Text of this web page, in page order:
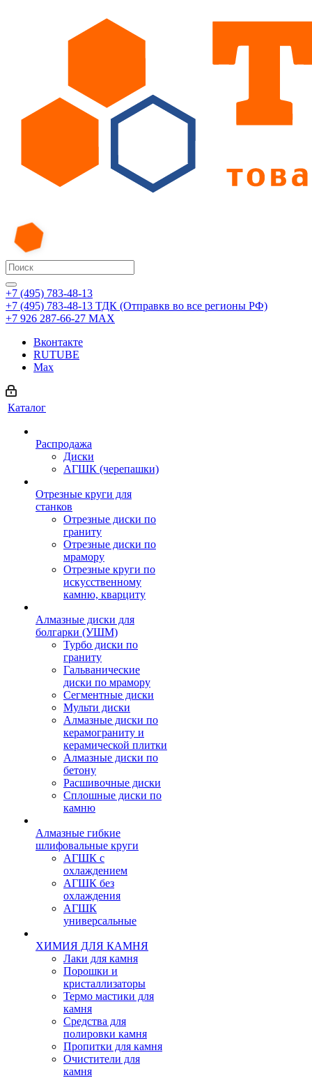
+7 (495) 783-48-13
+7 (495) 783-48-13 ТДК (Отправкв во все регионы РФ)
+7 926 287-66-27 МАХ
Вконтакте
RUTUBE
Max
Каталог
Распродажа
Диски
АГШК (черепашки)
Отрезные круги для
станков
Отрезные диски по
граниту
Отрезные диски по
мрамору
Отрезные круги по
искусственному
камню, кварциту
Алмазные диски для
болгарки (УШМ)
Турбо диски по
граниту
Гальванические
диски по мрамору
Сегментные диски
Мульти диски
Алмазные диски по
керамограниту и
керамической плитки
Алмазные диски по
бетону
Расшивочные диски
Сплошные диски по
камню
Алмазные гибкие
шлифовальные круги
АГШК с
охлаждением
АГШК без
охлаждения
АГШК
универсальные
ХИМИЯ ДЛЯ КАМНЯ
Лаки для камня
Порошки и
кристаллизаторы
Термо мастики для
камня
Средства для
полировки камня
Пропитки для камня
Очистители для
камня